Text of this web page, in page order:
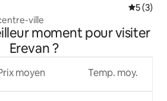
5 (3)
ville
moment pour visiter
Erevan ?
moyen Temp. moy.